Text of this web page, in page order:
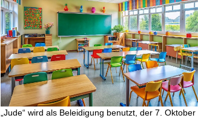
„Jude“ wird als Beleidigung benutzt, der 7. Oktober